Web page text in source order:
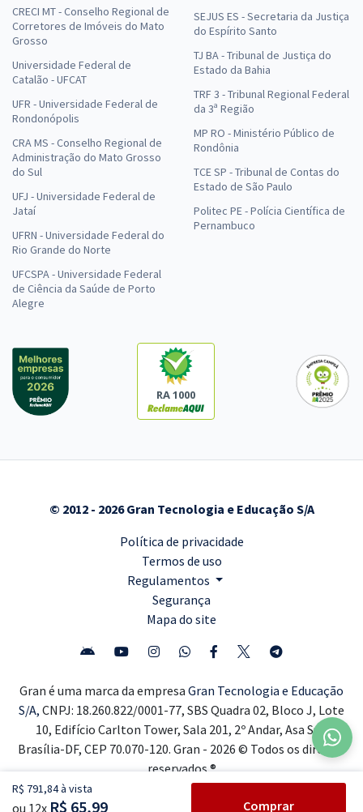
R$ 791,84 à vista
ou 12x R$ 65,99 Comprar
CRECI MT - Conselho Regional de
Corretores de Imóveis do Mato
Grosso
Universidade Federal de
Catalão - UFCAT
UFR - Universidade Federal de
Rondonópolis
CRA MS - Conselho Regional de
Administração do Mato Grosso
do Sul
UFJ - Universidade Federal de
Jataí
UFRN - Universidade Federal do
Rio Grande do Norte
UFCSPA - Universidade Federal
de Ciência da Saúde de Porto
Alegre
SEJUS ES - Secretaria da Justiça
do Espírito Santo
TJ BA - Tribunal de Justiça do
Estado da Bahia
TRF 3 - Tribunal Regional Federal
da 3ª Região
MP RO - Ministério Público de
Rondônia
TCE SP - Tribunal de Contas do
Estado de São Paulo
Politec PE - Polícia Científica de
Pernambuco
RA 1000
© 2012 - 2026 Gran Tecnologia e Educação S/A
Política de privacidade
Termos de uso
Regulamentos
Segurança
Mapa do site
Gran é uma marca da empresa Gran Tecnologia e Educação
S/A, CNPJ: 18.260.822/0001-77, SBS Quadra 02, Bloco J, Lote
10, Edifício Carlton Tower, Sala 201, 2º Andar, Asa Sul,
Brasília-DF, CEP 70.070-120. Gran - 2026 © Todos os direitos
reservados ®